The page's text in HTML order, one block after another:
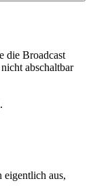
die Broadcast
abschaltbar
aus,